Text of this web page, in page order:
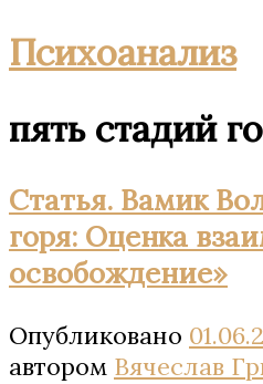
Психоанализ
пять стадий
Статья. Вамик
горя: Оценка
освобождение»
Опубликовано
автором Вячеслав